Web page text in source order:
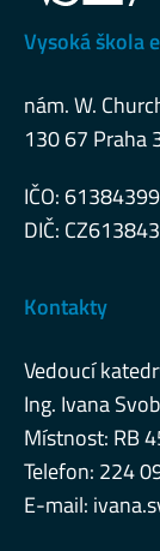
Vysoká škola
nám. W.
130 67 Praha
IČO: 61384399
DIČ:
Kontakty
Vedoucí
Ing. Ivana
Místnost: RB
Telefon: 224
E-mail: